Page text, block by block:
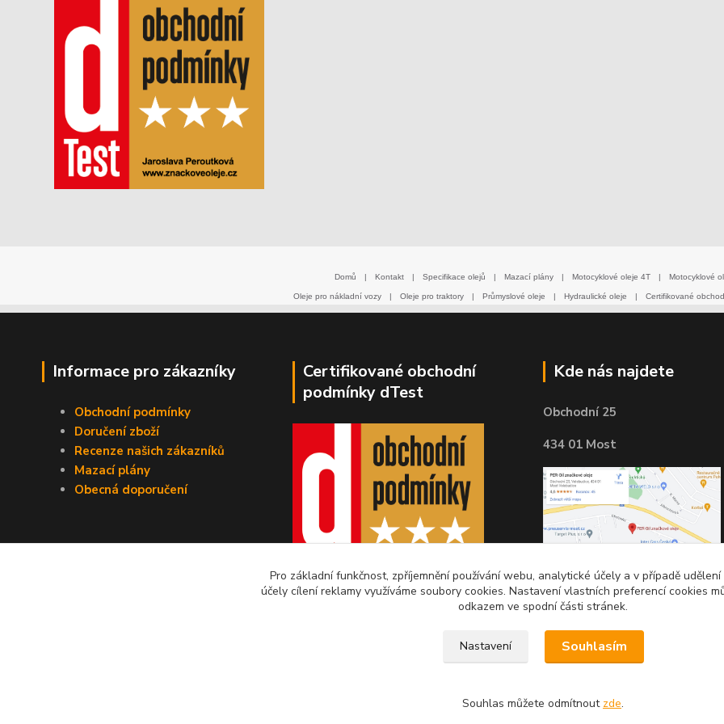
Domů | Kontakt | Specifikace olejů | Mazací plány | Motocyklové oleje 4T | Motocyklové
Oleje pro nákladní vozy | Oleje pro traktory | Průmyslové oleje | Hydraulické oleje | Certifikované
Informace pro zákazníky
Obchodní podmínky
Doručení zboží
Recenze našich zákazníků
Mazací plány
Obecná doporučení
Certifikované obchodní
podmínky dTest
Kde nás najdete
Obchodní 25
434 01 Most
Pro základní funkčnost, zpříjemnění používání webu, analytické účely a v případě
účely cílení reklamy využíváme soubory cookies. Nastavení vlastních preferencí cookies
odkazem ve spodní části stránek.
Nastavení Souhlasím
Souhlas můžete odmítnout zde.